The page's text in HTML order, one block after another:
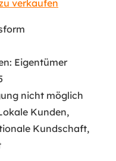
verkaufen
: Eigentümer
nicht möglich
Kunden,
Kundschaft,